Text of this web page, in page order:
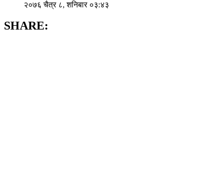
२०७६ चैत्र ८, शनिबार ०३:४३
SHARE: